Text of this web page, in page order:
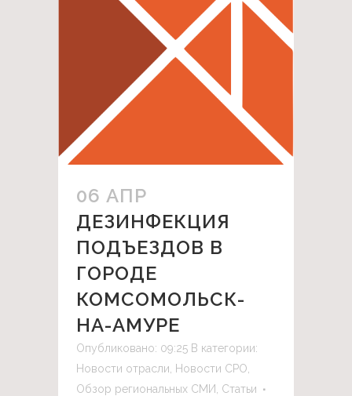
06 АПР
ДЕЗИНФЕКЦИЯ
ПОДЪЕЗДОВ В
ГОРОДЕ
КОМСОМОЛЬСК-
НА-АМУРЕ
Опубликовано: 09:25 В категории:
Новости отрасли Новости СРО
Обзор региональных СМИ Статьи